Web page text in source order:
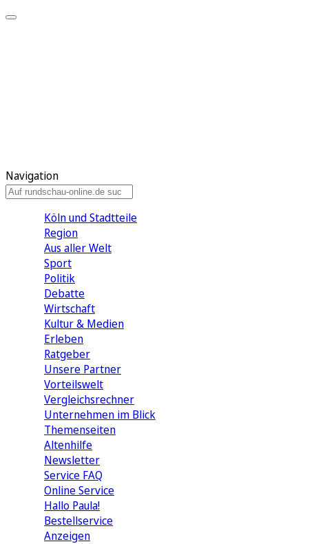
Navigation
Köln und Stadtteile
Region
Aus aller Welt
Sport
Politik
Debatte
Wirtschaft
Kultur & Medien
Erleben
Ratgeber
Unsere Partner
Vorteilswelt
Vergleichsrechner
Unternehmen im Blick
Themenseiten
Altenhilfe
Newsletter
Service FAQ
Online Service
Hallo Paula!
Bestellservice
Anzeigen